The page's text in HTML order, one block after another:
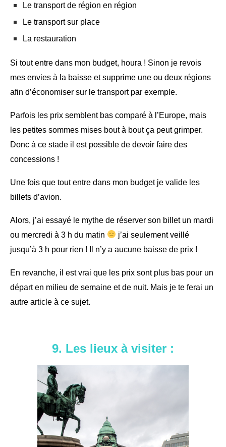
Le transport de région en région
Le transport sur place
La restauration
Si tout entre dans mon budget, houra ! Sinon je revois
mes envies à la baisse et supprime une ou deux régions
afin d’économiser sur le transport par exemple.
Parfois les prix semblent bas comparé à l’Europe, mais
les petites sommes mises bout à bout ça peut grimper.
Donc à ce stade il est possible de devoir faire des
concessions !
Une fois que tout entre dans mon budget je valide les
billets d’avion.
Alors, j’ai essayé le mythe de réserver son billet un mardi
ou mercredi à 3 h du matin
j’ai seulement veillé
jusqu’à 3 h pour rien ! Il n’y a aucune baisse de prix !
En revanche, il est vrai que les prix sont plus bas pour un
départ en milieu de semaine et de nuit. Mais je te ferai un
autre article à ce sujet.
9. Les lieux à visiter :